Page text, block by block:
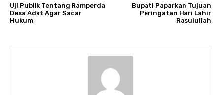
Uji Publik Tentang Ramperda
Desa Adat Agar Sadar
Hukum
Bupati Paparkan Tujuan
Peringatan Hari Lahir
Rasulullah